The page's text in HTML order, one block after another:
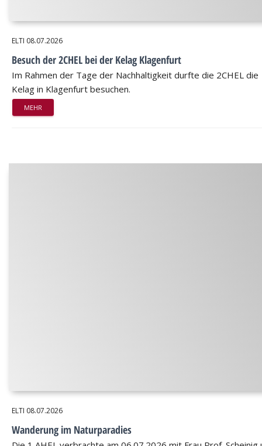
ELTI 08.07.2026
Besuch der 2CHEL bei der Kelag Klagenfurt
Im Rahmen der Tage der Nachhaltigkeit durfte die 2CHEL die
Kelag in Klagenfurt besuchen.
MEHR
ELTI 08.07.2026
Wanderung im Naturparadies